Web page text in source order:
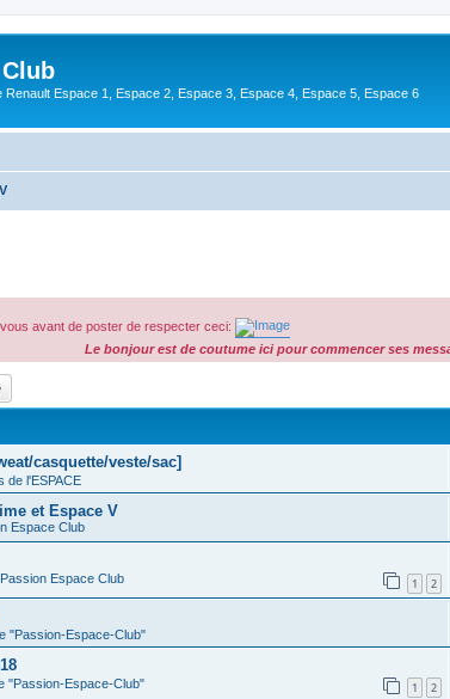
Renault Espace 1, Espace 2, Espace 3, Espace 4, Espace 5, Espace 6
avant de poster de respecter ceci:
Le bonjour est de coutume ici pour commencer ses
casquette/veste/sac]
de l'ESPACE
et Espace V
Espace Club
Espace Club 1 2
"Passion-Espace-Club"
"Passion-Espace-Club" 1 2